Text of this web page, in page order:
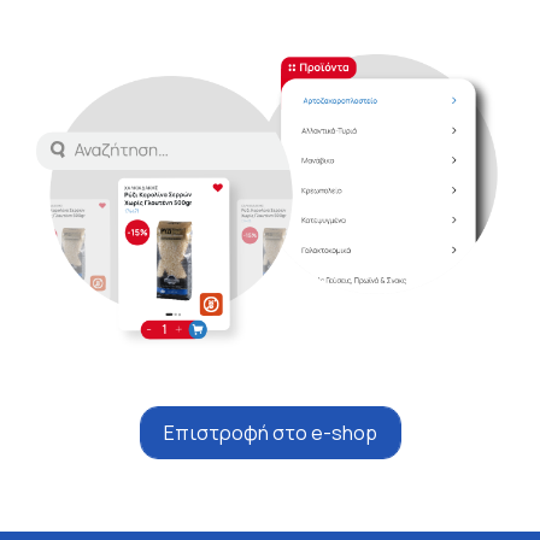
Επιστροφή στο e-shop